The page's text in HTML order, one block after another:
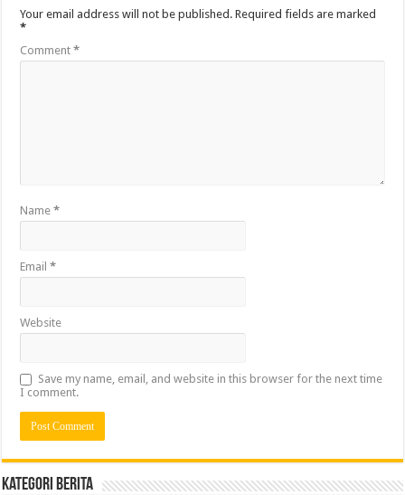
Your email address will not be published. Required fields are marked
*
Comment*
Name*
Email*
Website
Save my name, email, and website in this browser for the next time
I comment.
Kategori Berita